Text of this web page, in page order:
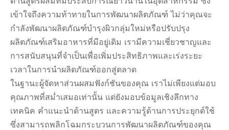
เข้าใจถึงความท้าทายในการพัฒนาผลิตภัณฑ์ ไม่ว่าคุณจะ
กำลังพัฒนาผลิตภัณฑ์บำรุงผิวกลุ่มใหม่หรือปรับปรุง
ผลิตภัณฑ์เสริมอาหารที่มีอยู่เดิม เรามีความเชี่ยวชาญและ
การสนับสนุนที่จำเป็นเพื่อเพิ่มประสิทธิภาพและเร่งระยะ
เวลาในการนำผลิตภัณฑ์ออกสู่ตลาด
ในฐานะผู้จัดหาส่วนผสมฟังก์ชันของคุณ เราไม่เพียงแต่มอบ
คุณภาพที่สม่ำเสมอเท่านั้น แต่ยังมอบข้อมูลเชิงลึกทาง
เทคนิค คำแนะนำด้านสูตร และความรู้ด้านการประยุกต์ใช้
ซึ่งสามารถพลิกโฉมกระบวนการพัฒนาผลิตภัณฑ์ของคุณ